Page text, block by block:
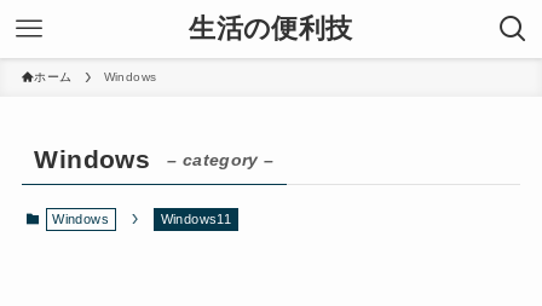
生活の便利技
ホーム Windows
Windows – category –
Windows Windows11